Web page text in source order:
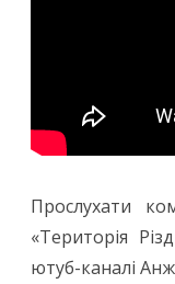
Прослухати
«Територія
ютуб-каналі